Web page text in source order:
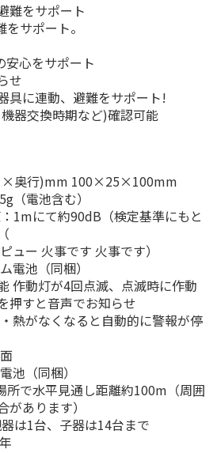
難をサポート
サポート。
心をサポート
せ
具に連動、避難をサポート!
器交換時期など)確認可能
奥行)mm 100×25×100mm
（電池含む）
1mにて約90dB（検定基準にもと
ー 火事です 火事です）
電池（同梱）
作動灯が4回点滅、点滅時に作動
押すと音声でお知らせ
熱がなくなると自動的に警報が停
池（同梱）
で水平見通し距離約100m（周囲
あります）
は1台、子器は14台まで